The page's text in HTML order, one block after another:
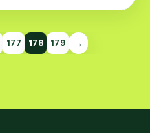
177 178 179 →